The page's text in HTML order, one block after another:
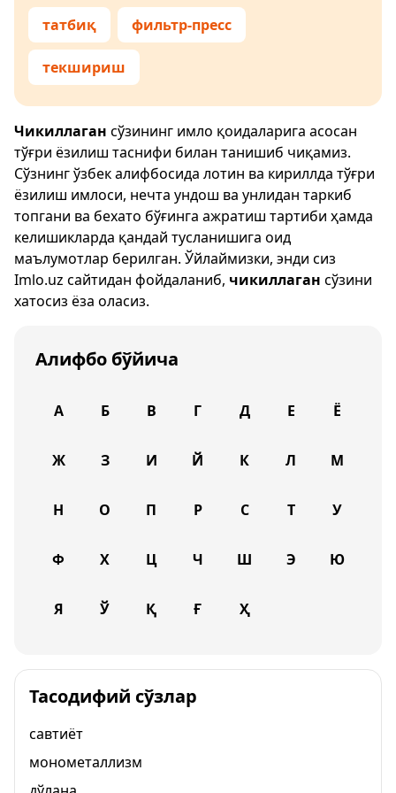
татбиқ фильтр-пресс
текшириш
Чикиллаган сўзининг имло қоидаларига асосан
тўғри ёзилиш таснифи билан танишиб чиқамиз.
Сўзнинг ўзбек алифбосида лотин ва кириллда тўғри
ёзилиш имлоси, нечта ундош ва унлидан таркиб
топгани ва бехато бўғинга ажратиш тартиби ҳамда
келишикларда қандай тусланишига оид
маълумотлар берилган. Ўйлаймизки, энди сиз
Imlo.uz сайтидан фойдаланиб, чикиллаган сўзини
хатосиз ёза оласиз.
Алифбо бўйича
А Б В Г Д Е Ё
Ж З И Й К Л М
Н О П Р С Т У
Ф Х Ц Ч Ш Э Ю
Я Ў Қ Ғ Ҳ
Тасодифий сўзлар
савтиёт
монометаллизм